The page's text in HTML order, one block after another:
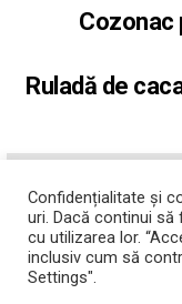
Cozonac
Ruladă de
Confidențialitate și
uri. Dacă continui
cu utilizarea lor.
inclusiv cum să
Settings".